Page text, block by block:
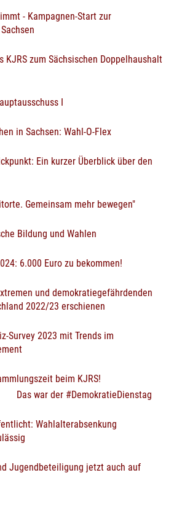
- Kampagnen-Start zur
KJRS zum Sächsischen Doppelhaushalt
I
in Sachsen: Wahl-O-Flex
Ein kurzer Überblick über den
Gemeinsam mehr bewegen"
Bildung und Wahlen
6.000 Euro zu bekommen!
und demokratiegefährdenden
2022/23 erschienen
Survey 2023 mit Trends im
beim KJRS!
Das war der #DemokratieDienstag
Wahlalterabsenkung
Jugendbeteiligung jetzt auch auf